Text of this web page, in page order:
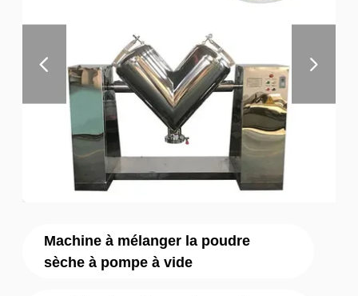
Machine à mélanger la poudre
sèche à pompe à vide